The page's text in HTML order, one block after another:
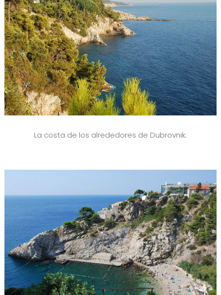
La costa de los alrededores de Dubrovnik.